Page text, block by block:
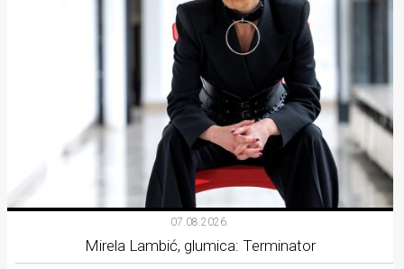
07.08.2026.
Mirela Lambić, glumica: Terminator